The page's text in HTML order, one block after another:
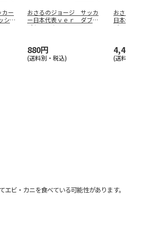
カー
ショ
おさるのジョージ サッカ
ー日本代表ｖｅｒ ダブル
ポケットク
880円
(送料別・税込)
おさるのジ
日本代表ver
ブ
4,400円
(送料別・税
ビ・カニを食べている可能性があります。